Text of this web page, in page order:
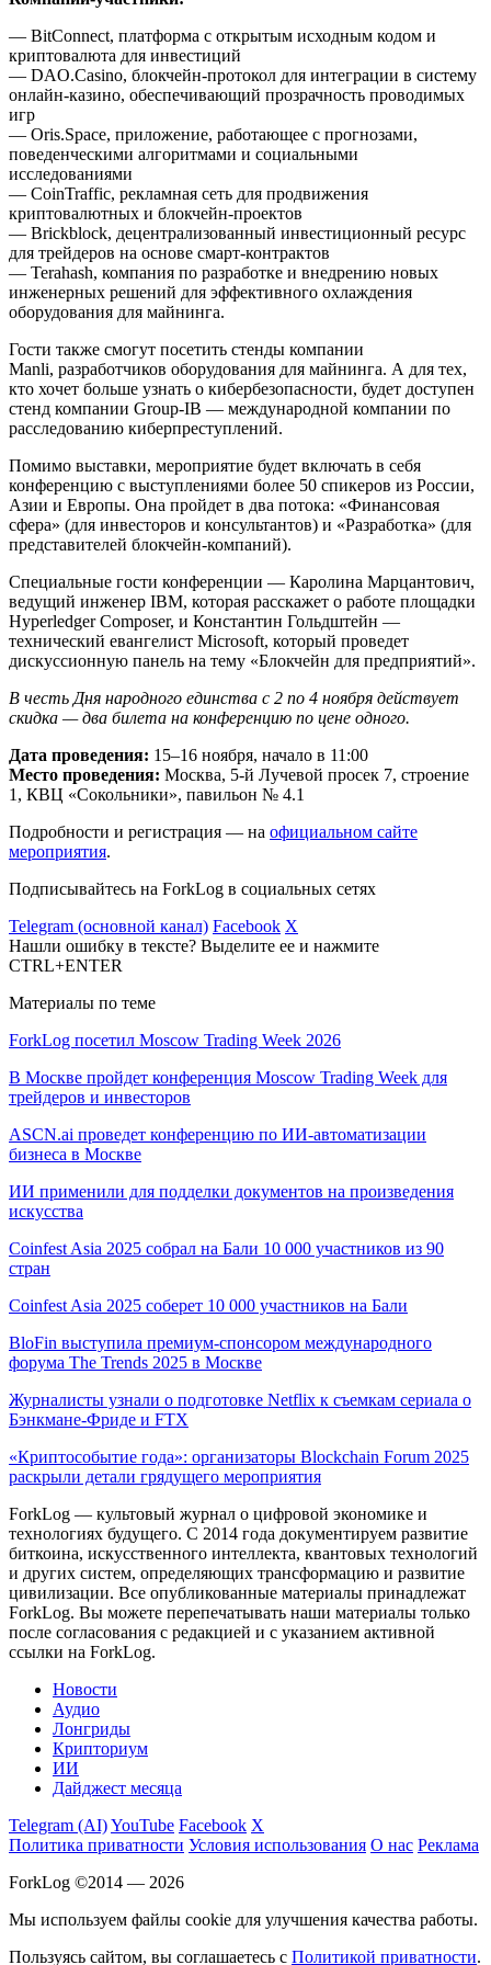
— BitConnect, платформа с открытым исходным кодом и
криптовалюта для инвестиций
— DAO.Casino, блокчейн-протокол для интеграции в систему
онлайн-казино, обеспечивающий прозрачность проводимых
игр
— Oris.Space, приложение, работающее с прогнозами,
поведенческими алгоритмами и социальными
исследованиями
— CoinTraffic, рекламная сеть для продвижения
криптовалютных и блокчейн-проектов
— Brickblock, децентрализованный инвестиционный ресурс
для трейдеров на основе смарт-контрактов
— Terahash, компания по разработке и внедрению новых
инженерных решений для эффективного охлаждения
оборудования для майнинга.
Гости также смогут посетить стенды компании
Manli, разработчиков оборудования для майнинга. А для тех,
кто хочет больше узнать о кибербезопасности, будет доступен
стенд компании Group-IB — международной компании по
расследованию киберпреступлений.
Помимо выставки, мероприятие будет включать в себя
конференцию с выступлениями более 50 спикеров из России,
Азии и Европы. Она пройдет в два потока: «Финансовая
сфера» (для инвесторов и консультантов) и «Разработка» (для
представителей блокчейн-компаний).
Специальные гости конференции — Каролина Марцантович,
ведущий инженер IBM, которая расскажет о работе площадки
Hyperledger Composer, и Константин Гольдштейн —
технический евангелист Microsoft, который проведет
дискуссионную панель на тему «Блокчейн для предприятий».
В честь Дня народного единства с 2 по 4 ноября действует
скидка — два билета на конференцию по цене одного.
Дата проведения: 15–16 ноября, начало в 11:00
Место проведения: Москва, 5-й Лучевой просек 7, строение
1, КВЦ «Сокольники», павильон № 4.1
Подробности и регистрация — на официальном сайте
мероприятия.
Подписывайтесь на ForkLog в социальных сетях
Telegram (основной канал) Facebook X
Нашли ошибку в тексте? Выделите ее и нажмите
CTRL+ENTER
Материалы по теме
ForkLog посетил Moscow Trading Week 2026
В Москве пройдет конференция Moscow Trading Week для
трейдеров и инвесторов
ASCN.ai проведет конференцию по ИИ-автоматизации
бизнеса в Москве
ИИ применили для подделки документов на произведения
искусства
Coinfest Asia 2025 собрал на Бали 10 000 участников из 90
стран
Coinfest Asia 2025 соберет 10 000 участников на Бали
BloFin выступила премиум-спонсором международного
форума The Trends 2025 в Москве
Журналисты узнали о подготовке Netflix к съемкам сериала о
Бэнкмане-Фриде и FTX
«Криптособытие года»: организаторы Blockchain Forum 2025
раскрыли детали грядущего мероприятия
ForkLog — культовый журнал о цифровой экономике и
технологиях будущего. С 2014 года документируем развитие
биткоина, искусственного интеллекта, квантовых технологий
и других систем, определяющих трансформацию и развитие
цивилизации. Все опубликованные материалы принадлежат
ForkLog. Вы можете перепечатывать наши материалы только
после согласования с редакцией и с указанием активной
ссылки на ForkLog.
Новости
Аудио
Лонгриды
Крипториум
ИИ
Дайджест месяца
Telegram (AI)YouTube Facebook X
Политика приватности Условия использования О нас Реклама
ForkLog ©2014 — 2026
Мы используем файлы cookie для улучшения качества работы.
Пользуясь сайтом, вы соглашаетесь с Политикой приватности.